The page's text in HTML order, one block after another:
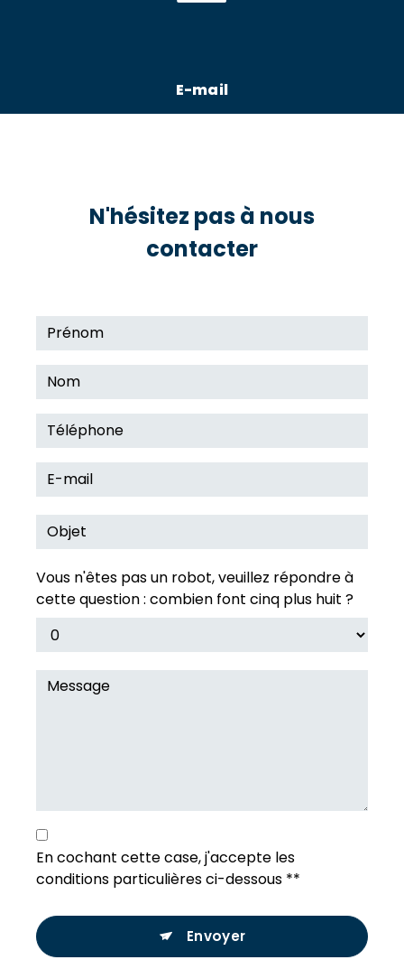
E-mail
N'hésitez pas à nous
contacter
Vous n'êtes pas un robot, veuillez répondre à
cette question : combien font cinq plus huit ?
En cochant cette case, j'accepte les
conditions particulières ci-dessous **
Envoyer